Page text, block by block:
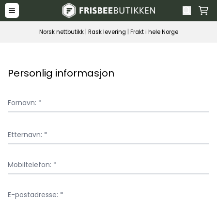
Hopp til innhold
Norsk nettbutikk | Rask levering | Frakt i hele Norge
Personlig informasjon
Fornavn: *
Etternavn: *
Mobiltelefon: *
E-postadresse: *